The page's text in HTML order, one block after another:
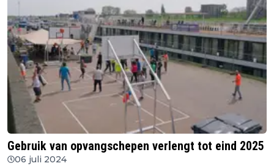
Gebruik van opvangschepen verlengt tot eind 2025
06 juli 2024